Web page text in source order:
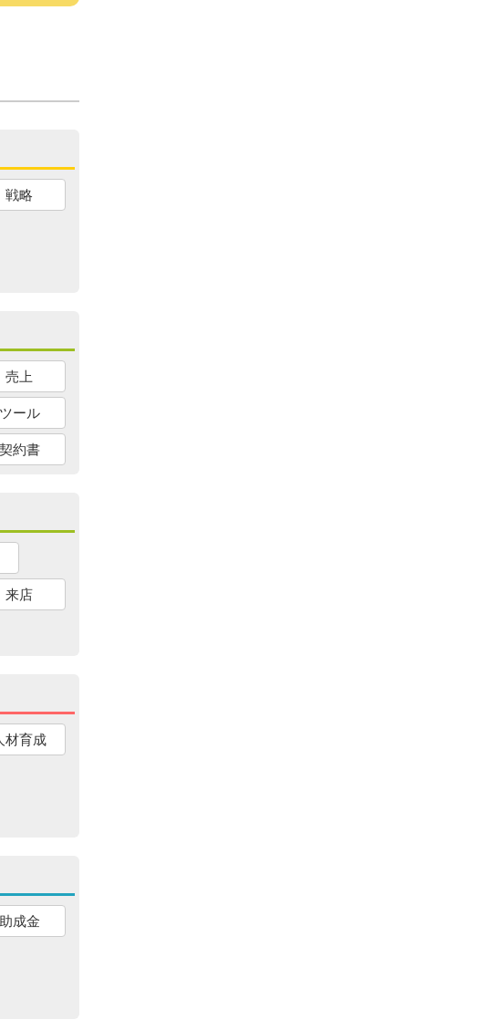
戦略
売上
ツール
契約書
来店
材育成
助成金